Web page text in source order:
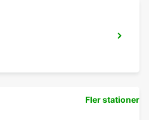
Fler stationer